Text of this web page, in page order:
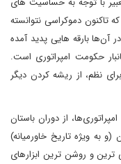
تاکنون دموکراسی نتوانسته
آن‌ها بارقه هایی پدید آمده
حکومت امپراتوری است.
برای نظم، از ریشه کردن دیگر
از دوران باستان
به ویژه تاریخ خاورمیانه)
ترین و روشن ترین ابزارهای